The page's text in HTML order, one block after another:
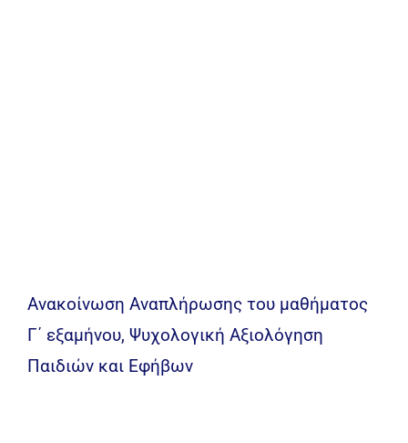
Ανακοίνωση Αναπλήρωσης του μαθήματος
Γ΄ εξαμήνου, Ψυχολογική Αξιολόγηση
Παιδιών και Εφήβων